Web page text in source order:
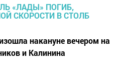
накануне вечером на
и Калинина